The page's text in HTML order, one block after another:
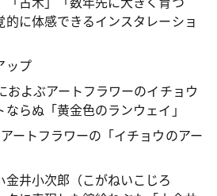
に体感できるインスタレーショ
ップ
およぶアートフラワーのイチョウ
らぬ「黄金色のランウェイ」
ートフラワーの「イチョウのアー
井小次郎（こがねいこじろ